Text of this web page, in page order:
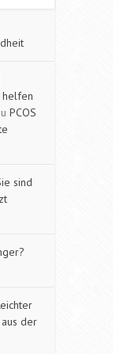
helfen
PCOS
sind
der